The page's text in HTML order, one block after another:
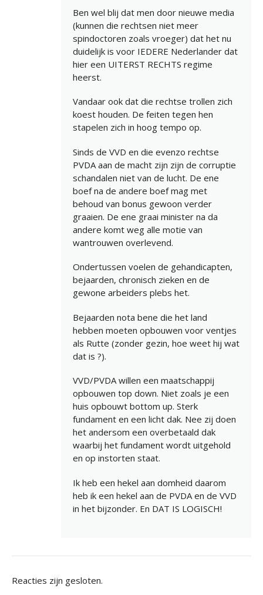
Ben wel blij dat men door nieuwe media
(kunnen die rechtsen niet meer
spindoctoren zoals vroeger) dat het nu
duidelijk is voor IEDERE Nederlander dat
hier een UITERST RECHTS regime
heerst.
Vandaar ook dat die rechtse trollen zich
koest houden. De feiten tegen hen
stapelen zich in hoog tempo op.
Sinds de VVD en die evenzo rechtse
PVDA aan de macht zijn zijn de corruptie
schandalen niet van de lucht. De ene
boef na de andere boef mag met
behoud van bonus gewoon verder
graaien. De ene graai minister na da
andere komt weg alle motie van
wantrouwen overlevend.
Ondertussen voelen de gehandicapten,
bejaarden, chronisch zieken en de
gewone arbeiders plebs het.
Bejaarden nota bene die het land
hebben moeten opbouwen voor ventjes
als Rutte (zonder gezin, hoe weet hij wat
dat is ?).
VVD/PVDA willen een maatschappij
opbouwen top down. Niet zoals je een
huis opbouwt bottom up. Sterk
fundament en een licht dak. Nee zij doen
het andersom een overbetaald dak
waarbij het fundament wordt uitgehold
en op instorten staat.
Ik heb een hekel aan domheid daarom
heb ik een hekel aan de PVDA en de VVD
in het bijzonder. En DAT IS LOGISCH!
Reacties zijn gesloten.